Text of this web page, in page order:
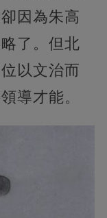
因為朱高
了。但北
以文治而
導才能。